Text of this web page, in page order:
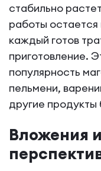
стабильно
работы
каждый готов
приготовление.
популярность
пельмени,
другие продукты
Вложения